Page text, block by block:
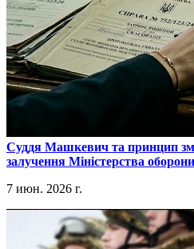
​Суддя Машкевич та принцип
залучення Міністерства
7 июн. 2026 г.